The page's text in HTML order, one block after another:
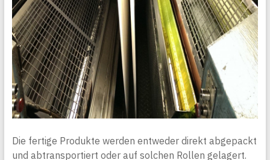
Die fertige Produkte werden entweder direkt abgepackt
und abtransportiert oder auf solchen Rollen gelagert.